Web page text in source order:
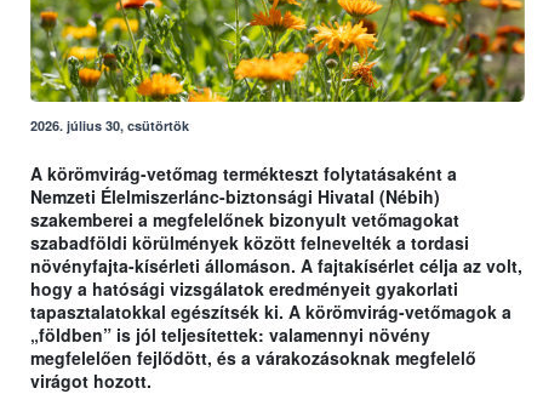
2026. július 30, csütörtök
A körömvirág-vetőmag termékteszt folytatásaként a
Nemzeti Élelmiszerlánc-biztonsági Hivatal (Nébih)
szakemberei a megfelelőnek bizonyult vetőmagokat
szabadföldi körülmények között felnevelték a tordasi
növényfajta-kísérleti állomáson. A fajtakísérlet célja az volt,
hogy a hatósági vizsgálatok eredményeit gyakorlati
tapasztalatokkal egészítsék ki. A körömvirág-vetőmagok a
„földben” is jól teljesítettek: valamennyi növény
megfelelően fejlődött, és a várakozásoknak megfelelő
virágot hozott.